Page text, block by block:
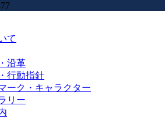
て
沿革
行動指針
ーク・キャラクター
リー